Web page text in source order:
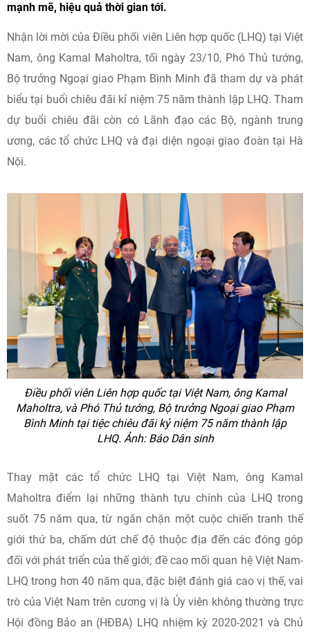
mạnh mẽ, hiệu quả thời gian tới.
Nhận lời mời của Điều phối viên Liên hợp quốc (LHQ) tại Việt
Nam, ông Kamal Maholtra, tối ngày 23/10, Phó Thủ tướng,
Bộ trưởng Ngoại giao Phạm Bình Minh đã tham dự và phát
biểu tại buổi chiêu đãi kỉ niệm 75 năm thành lập LHQ. Tham
dự buổi chiêu đãi còn có Lãnh đạo các Bộ, ngành trung
ương, các tổ chức LHQ và đại diện ngoại giao đoàn tại Hà
Nội.
Điều phối viên Liên hợp quốc tại Việt Nam, ông Kamal
Maholtra, và Phó Thủ tướng, Bộ trưởng Ngoại giao Phạm
Bình Minh tại tiệc chiêu đãi kỷ niệm 75 năm thành lập
LHQ. Ảnh: Báo Dân sinh
Thay mặt các tổ chức LHQ tại Việt Nam, ông Kamal
Maholtra điểm lại những thành tựu chính của LHQ trong
suốt 75 năm qua, từ ngăn chặn một cuộc chiến tranh thế
giới thứ ba, chấm dứt chế độ thuộc địa đến các đóng góp
đối với phát triển của thế giới; đề cao mối quan hệ Việt Nam-
LHQ trong hơn 40 năm qua, đặc biệt đánh giá cao vị thế, vai
trò của Việt Nam trên cương vị là Ủy viên không thường trực
Hội đồng Bảo an (HĐBA) LHQ nhiệm kỳ 2020-2021 và Chủ